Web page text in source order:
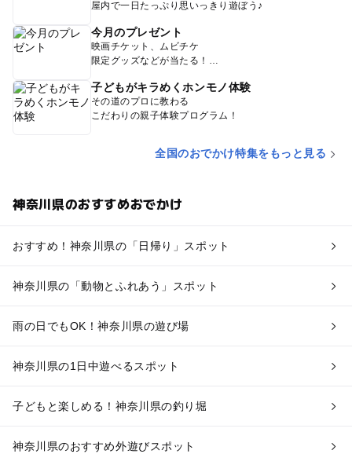
屋内で一日たっぷり思いっきり遊ぼう♪
今月のプレゼント
映画チケット、ムビチケ
限定グッズなどが当たる！
子どもがキラめくホンモノ体験
その道のプロに教わる
こだわりの親子体験プログラム！
全国のおでかけ特集をもっと見る
神奈川県のおすすめおでかけ
おすすめ！神奈川県の「日帰り」スポット
神奈川県の「動物とふれあう」スポット
雨の日でもOK！神奈川県の遊び場
神奈川県の1日中遊べるスポット
子どもと楽しめる！神奈川県の釣り堀
神奈川県のおすすめ外遊びスポット